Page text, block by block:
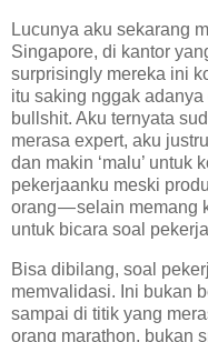
Lucunya aku sekarang
Singapore, di kantor
surprisingly mereka ini
itu saking nggak
bullshit. Aku ternyata
merasa expert, aku
dan makin ‘malu’ untuk
pekerjaanku meski
orang — selain memang
untuk bicara soal
Bisa dibilang, soal
memvalidasi. Ini bukan
sampai di titik yang
orang marathon, bukan